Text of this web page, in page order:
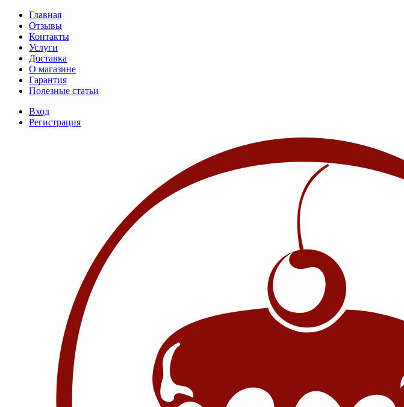
Главная
Отзывы
Контакты
Услуги
Доставка
О магазине
Гарантия
Полезные статьи
Вход
Регистрация